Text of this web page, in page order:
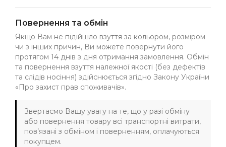
Повернення та обмін
Якщо Вам не підійшло взуття за кольором, розміром
чи з інших причин, Ви можете повернути його
протягом 14 днів з дня отримання замовлення. Обмін
та повернення взуття належної якості (без дефектів
та слідів носіння) здійснюється згідно Закону України
«Про захист прав споживачів».
Звертаємо Вашу увагу на те, що у разі обміну
або повернення товару всі транспортні витрати,
пов’язані з обміном і поверненням, оплачуються
покупцем.